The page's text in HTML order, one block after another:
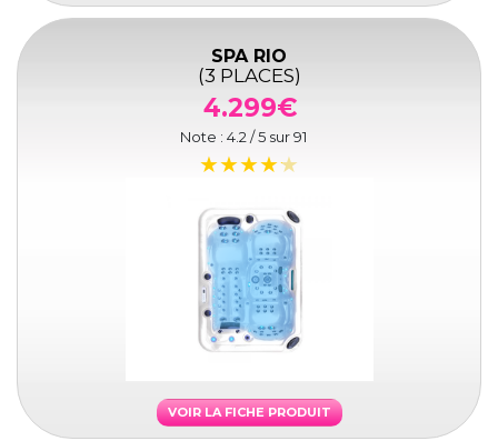
SPA RIO
(3 PLACES)
4.299€
Note : 4.2 / 5 sur91
VOIR LA FICHE PRODUIT